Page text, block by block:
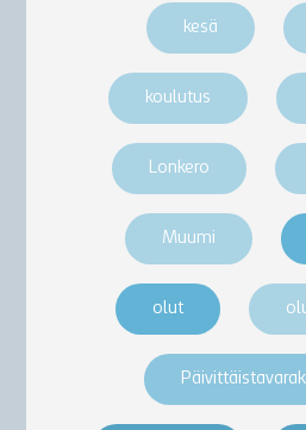
kesä
koulutus
Lonkero
Muumi
olut